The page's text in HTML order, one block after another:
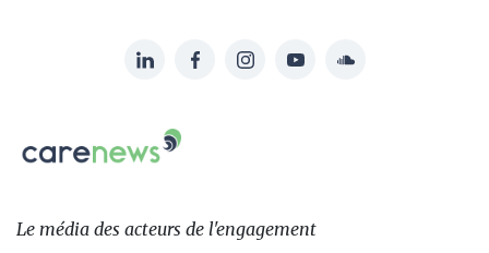
sur:
LinkedInFacebookInstagramYouTubeSoundcloud
Carenews,
Le
des
Le média des acteurs de l'engagement